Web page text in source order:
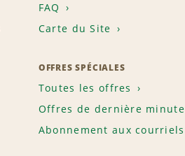
FAQ
Carte du Site
OFFRES SPÉCIALES
Toutes les offres
Offres de dernière minute
Abonnement aux courriels